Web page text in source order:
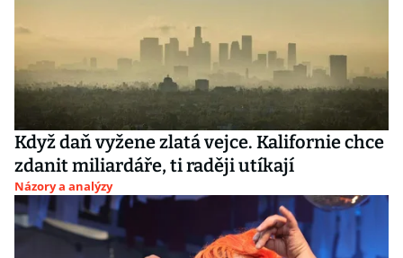
Když daň vyžene zlatá vejce. Kalifornie chce
zdanit miliardáře, ti raději utíkají
Názory a analýzy